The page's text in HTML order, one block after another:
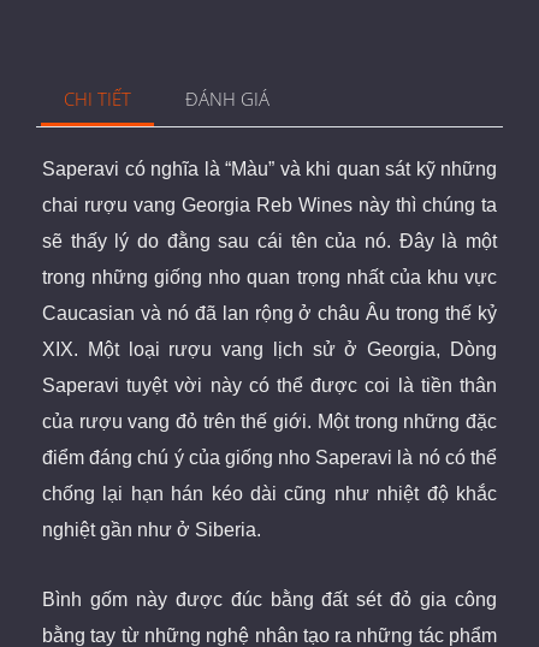
CHI TIẾT ĐÁNH GIÁ
Saperavi có nghĩa là “Màu” và khi quan sát kỹ những
chai rượu vang Georgia Reb Wines này thì chúng ta
sẽ thấy lý do đằng sau cái tên của nó. Đây là một
trong những giống nho quan trọng nhất của khu vực
Caucasian và nó đã lan rộng ở châu Âu trong thế kỷ
XIX. Một loại rượu vang lịch sử ở Georgia, Dòng
Saperavi tuyệt vời này có thể được coi là tiền thân
của rượu vang đỏ trên thế giới. Một trong những đặc
điểm đáng chú ý của giống nho Saperavi là nó có thể
chống lại hạn hán kéo dài cũng như nhiệt độ khắc
nghiệt gần như ở Siberia.
Bình gốm này được đúc bằng đất sét đỏ gia công
bằng tay từ những nghệ nhân tạo ra những tác phẩm